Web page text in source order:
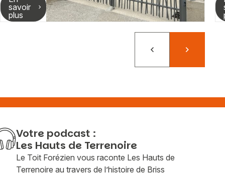
savoir
plus
PrécédentSuivant
Votre podcast :
Les Hauts de Terrenoire
Le Toit Forézien vous raconte Les Hauts de
Terrenoire au travers de l’histoire de Briss